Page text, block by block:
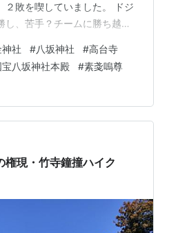
２敗を喫していました。 ドジ
し、苦手？チームに勝ち越し
ビ観戦をどうしようかと思
とにしました。 午前４時頃
勝っていることを確認して
認すると、山本投手の４勝目
テレビ観戦しないというのも
てさわ…
社 #八坂神社 #高台寺
宝八坂神社本殿 #素戔嗚尊
現・竹寺鐘撞ハイク